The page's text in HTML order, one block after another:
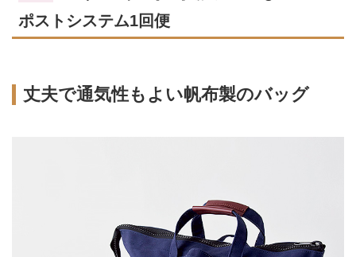
ポストシステム1回便
丈夫で通気性もよい帆布製のバッグ